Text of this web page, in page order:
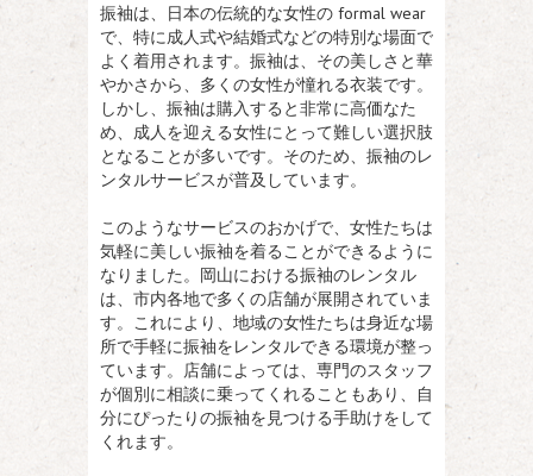
振袖は、日本の伝統的な女性の formal wear
で、特に成人式や結婚式などの特別な場面で
よく着用されます。振袖は、その美しさと華
やかさから、多くの女性が憧れる衣装です。
しかし、振袖は購入すると非常に高価なた
め、成人を迎える女性にとって難しい選択肢
となることが多いです。そのため、振袖のレ
ンタルサービスが普及しています。
このようなサービスのおかげで、女性たちは
気軽に美しい振袖を着ることができるように
なりました。岡山における振袖のレンタル
は、市内各地で多くの店舗が展開されていま
す。これにより、地域の女性たちは身近な場
所で手軽に振袖をレンタルできる環境が整っ
ています。店舗によっては、専門のスタッフ
が個別に相談に乗ってくれることもあり、自
分にぴったりの振袖を見つける手助けをして
くれます。